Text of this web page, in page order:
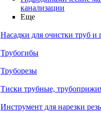
канализации
Еще
Насадки для очистки труб и
Трубогибы
Труборезы
Тиски трубные,
Инструмент для нарезки